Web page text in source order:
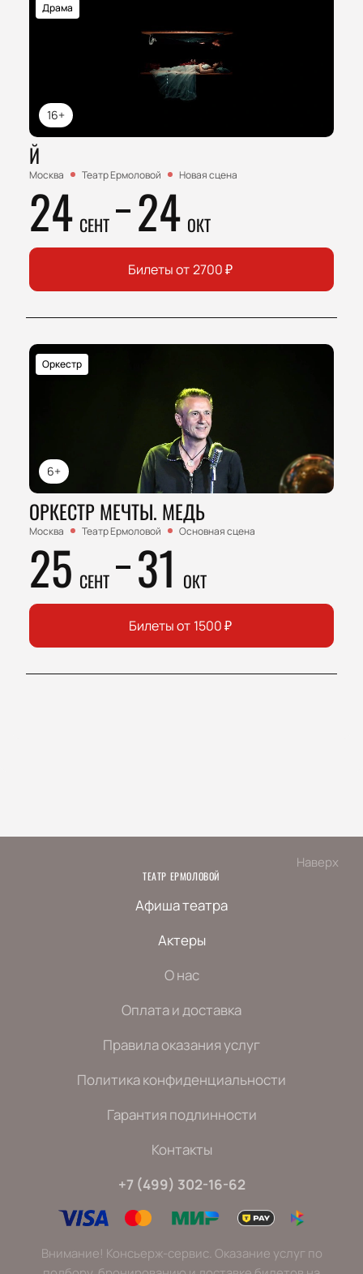
16+
Драма
Й
Москва Театр Ермоловой Новая сцена
24 СЕНТ 24 ОКТ
Билеты от 2700₽
6+
Оркестр
ОРКЕСТР МЕЧТЫ. МЕДЬ
Москва Театр Ермоловой Основная сцена
25 СЕНТ 31 ОКТ
Билеты от 1500₽
Наверх
ТЕАТР ЕРМОЛОВОЙ
Афиша театра
Актеры
О нас
Оплата и доставка
Правила оказания услуг
Политика конфиденциальности
Гарантия подлинности
Контакты
+7 (499) 302-16-62
Внимание! Консьерж-сервис. Оказание услуг по